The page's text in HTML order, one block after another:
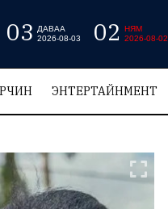
03
ДАВАА
2026-08-03
02
НЯМ
2026-08-02
ЭНТЕРТАЙНМЕНТ